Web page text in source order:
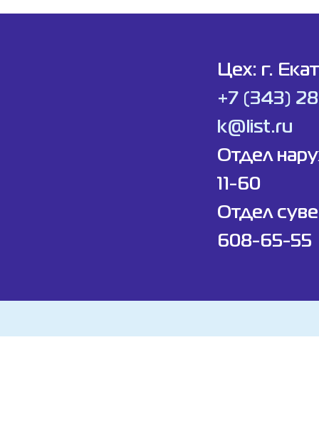
Цех: г.
+7 (343)
k@list.ru
Отдел
11-60
Отдел
608-65-55